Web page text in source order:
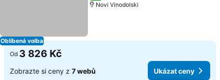
Oblíbená volba
Novi Vinodolski
Od 3 826 Kč
Zobrazte si ceny z 7 webů Ukázat ceny